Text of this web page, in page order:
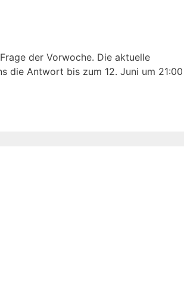
der Vorwoche. Die aktuelle
die Antwort bis zum 12. Juni um 21:00